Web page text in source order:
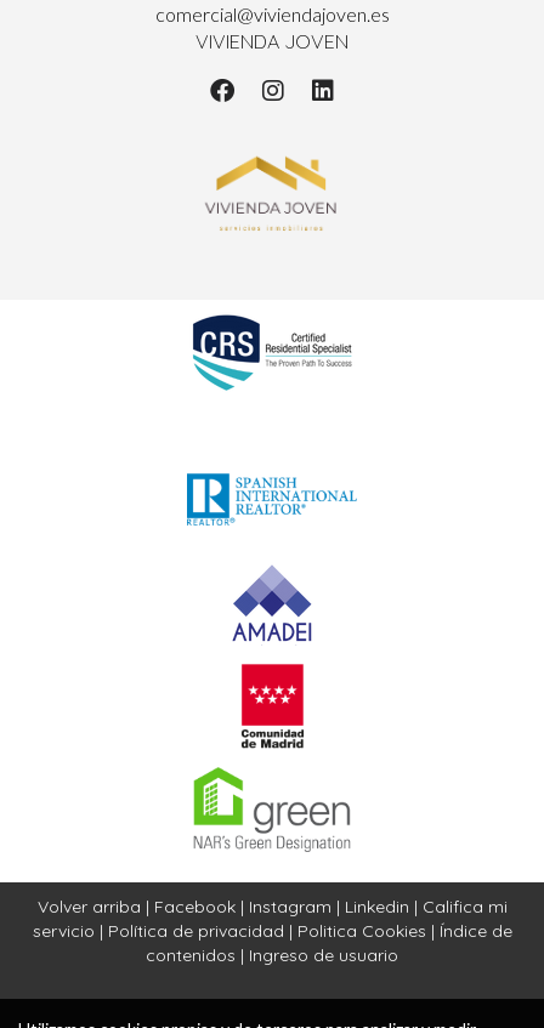
comercial@viviendajoven.es
VIVIENDA JOVEN
Volver arriba | Facebook| Instagram | Linkedin | Califica mi
servicio | Política de privacidad | Politica Cookies | Índice de
contenidos | Ingreso de usuario